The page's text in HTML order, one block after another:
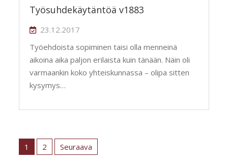
Työsuhdekäytäntöä v1883
23.12.2017
Työehdoista sopiminen taisi olla menneinä
aikoina aika paljon erilaista kuin tänään. Näin oli
varmaankin koko yhteiskunnassa – olipa sitten
kysymys…
Artikkelien
sivutus
1 2 Seuraava